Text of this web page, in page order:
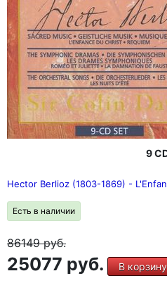
9
Hector Berlioz (1803-1869) -
Есть в наличии
86149руб.
25077 руб. В корзину